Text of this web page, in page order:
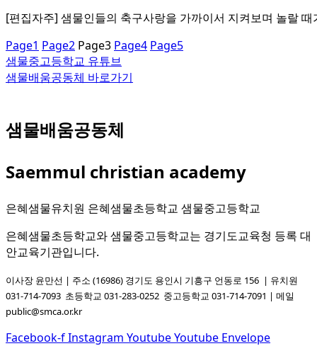
[편집자주] 샘물인들의 축구사랑을 가까이서 지켜보며 놀랄
Page1 Page2 Page3 Page4 Page5
샘물중고등학교 유튜브
샘물배움공동체 바로가기
샘물배움공동체
Saemmul christian academy
은혜샘물유치원 은혜샘물초등학교 샘물중고등학교
은혜샘물초등학교와 샘물중고등학교는 경기도교육청 등록 대
안교육기관입니다.
이사장 윤만선 | 주소 (16986) 경기도 용인시 기흥구 언동로 156 | 유치원
031-714-7093 초등학교 031-283-0252 중고등학교 031-714-7091 | 메일
public@smca.or.kr
Facebook-fInstagram YoutubeYoutube Envelope